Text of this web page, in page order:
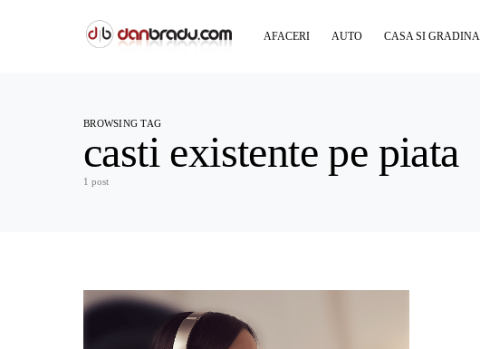
AFACERI AUTO CASA SI GRADINA
BROWSING TAG
casti existente pe piata
1 post